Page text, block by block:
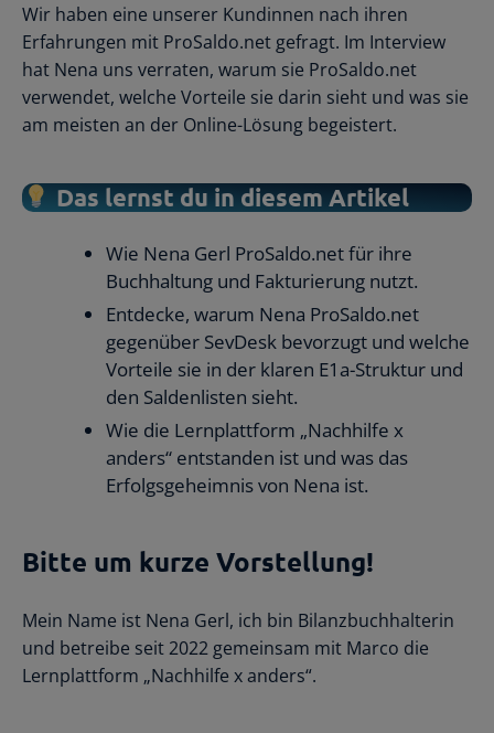
Wir haben eine unserer Kundinnen nach ihren
Erfahrungen mit ProSaldo.net gefragt. Im Interview
hat Nena uns verraten, warum sie ProSaldo.net
verwendet, welche Vorteile sie darin sieht und was sie
am meisten an der Online-Lösung begeistert.
Das lernst du in diesem Artikel
Wie Nena Gerl ProSaldo.net für ihre
Buchhaltung und Fakturierung nutzt.
Entdecke, warum Nena ProSaldo.net
gegenüber SevDesk bevorzugt und welche
Vorteile sie in der klaren E1a-Struktur und
den Saldenlisten sieht.
Wie die Lernplattform „Nachhilfe x
anders“ entstanden ist und was das
Erfolgsgeheimnis von Nena ist.
Bitte um kurze Vorstellung!
Mein Name ist Nena Gerl, ich bin Bilanzbuchhalterin
und betreibe seit 2022 gemeinsam mit Marco die
Lernplattform „Nachhilfe x anders“.